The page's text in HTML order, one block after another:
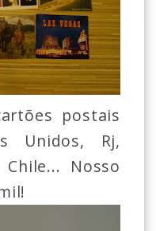
postais
Unidos, Rj,
Nosso